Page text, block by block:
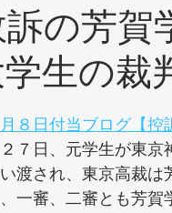
訴の芳
生の裁
８日付当ブログ【控
７日、元学生が東
渡され、東京高裁
一審、二審とも芳